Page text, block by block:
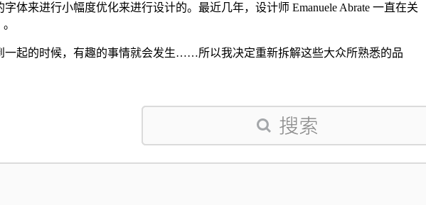
来进行小幅度优化来进行设计的。最近几年，设计师 Emanuele Abrate 一直在关
起的时候，有趣的事情就会发生……所以我决定重新拆解这些大众所熟悉的品